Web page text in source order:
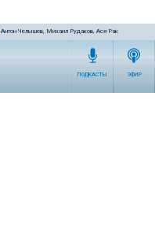
Антон Челышев, Михаил Рудаков, Ася Рак
ПОДКАСТЫ ЭФИР